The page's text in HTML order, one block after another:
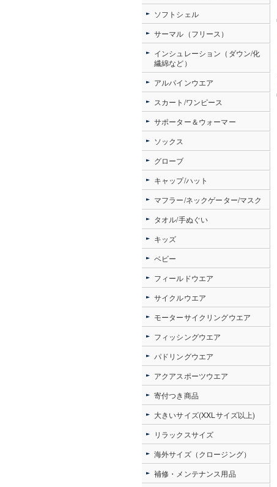
ソフトシェル
サーマル（フリース）
インシュレーション（ダウン/化
繊綿など）
アルパインウエア
スカート/ワンピース
サポーター＆ウォーマー
ソックス
グローブ
キャップ/ハット
マフラー/ネックゲーター/マスク
タオル/手ぬぐい
キッズ
ベビー
フィールドウエア
サイクルウエア
モーターサイクリングウエア
フィッシングウエア
パドリングウエア
アクアスポーツウエア
寄付つき商品
大きいサイズ(XXLサイズ以上)
リラックスサイズ
海外サイズ（クロージング）
補修・メンテナンス用品